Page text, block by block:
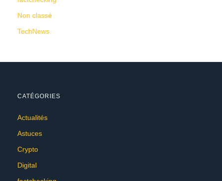
Non classé
TechNews
CATÉGORIES
Actualités
Astuces
Crypto
Digital